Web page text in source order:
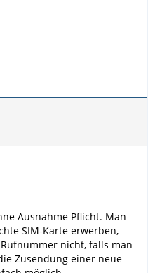
Ausnahme Pflicht. Man
SIM-Karte erwerben,
nicht, falls man
Zusendung einer neue